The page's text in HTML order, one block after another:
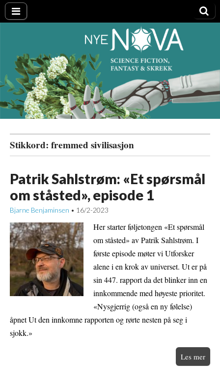
Nye NOVA
Stikkord: fremmed sivilisasjon
Patrik Sahlstrøm: «Et spørsmål
om ståsted», episode 1
Bjarne Benjaminsen • 16/2-2023
Her starter føljetongen «Et spørsmål
om ståsted» av Patrik Sahlstrøm. I
første episode møter vi Utforsker
alene i en krok av universet. Ut er på
sin 447. rapport da det blinker inn en
innkommende med høyeste prioritet.
«Nysgjerrig (også en ny følelse)
åpnet Ut den innkomne rapporten og rørte nesten på seg i
sjokk.»
Les mer